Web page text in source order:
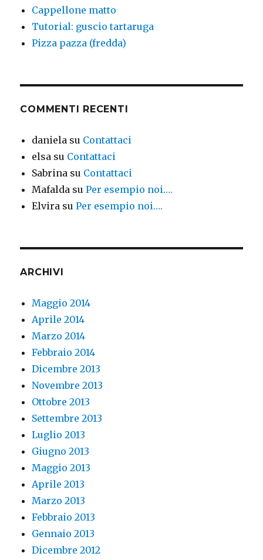
Cappellone matto
Tutorial: guscio tartaruga
Pizza pazza (fredda)
COMMENTI RECENTI
daniela su Contattaci
elsa su Contattaci
Sabrina su Contattaci
Mafalda suPer esempio noi….
Elvira suPer esempio noi….
ARCHIVI
Maggio 2014
Aprile 2014
Marzo 2014
Febbraio 2014
Dicembre 2013
Novembre 2013
Ottobre 2013
Settembre 2013
Luglio 2013
Giugno 2013
Maggio 2013
Aprile 2013
Marzo 2013
Febbraio 2013
Gennaio 2013
Dicembre 2012